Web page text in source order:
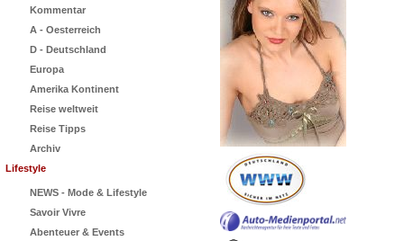
Kommentar
A - Oesterreich
D - Deutschland
Europa
Amerika Kontinent
Reise weltweit
Reise Tipps
Archiv
Lifestyle
NEWS - Mode & Lifestyle
Savoir Vivre
Abenteuer & Events